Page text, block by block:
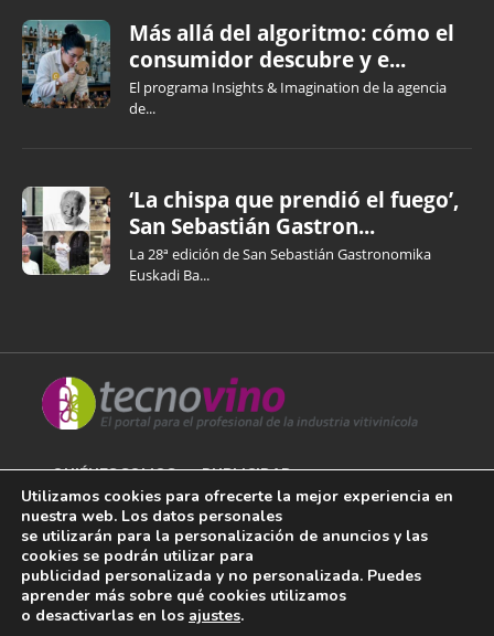
Más allá del algoritmo: cómo el
consumidor descubre y e...
El programa Insights & Imagination de la agencia
de...
‘La chispa que prendió el fuego’,
San Sebastián Gastron...
La 28ª edición de San Sebastián Gastronomika
Euskadi Ba...
QUIÉNES SOMOS PUBLICIDAD
AVISO LEGAL
POLÍTICA DE COOKIES
POLÍTICA DE PRIVACIDAD
Utilizamos cookies para ofrecerte la mejor experiencia en
nuestra web. Los datos personales
se utilizarán para la personalización de anuncios y las
cookies se podrán utilizar para
publicidad personalizada y no personalizada. Puedes
aprender más sobre qué cookies utilizamos
o desactivarlas en los ajustes.